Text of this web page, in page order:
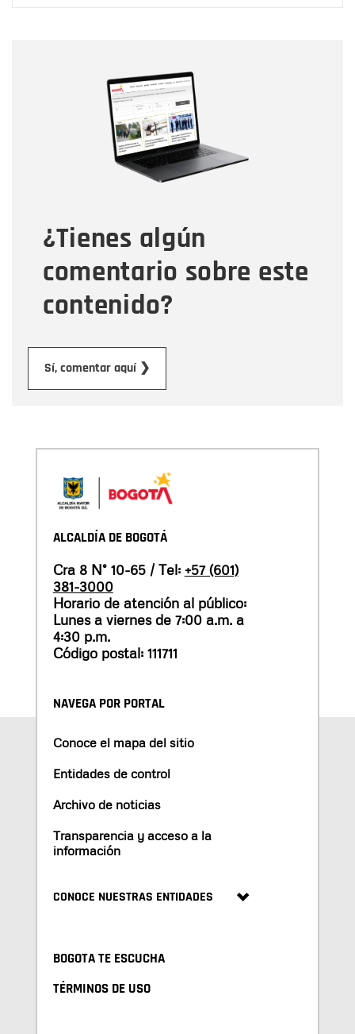
¿Tienes algún
comentario sobre este
contenido?
Sí, comentar aquí ❯
Correo electrónico
Tipo de comentario
Mensaje
ALCALDÍA DE BOGOTÁ
Cra 8 N° 10-65 / Tel: +57 (601)
381-3000
Horario de atención al público:
Lunes a viernes de 7:00 a.m. a
4:30 p.m.
Código postal: 111711
NAVEGA POR PORTAL
Conoce el mapa del sitio
Entidades de control
Archivo de noticias
Transparencia y acceso a la
información
CONOCE NUESTRAS ENTIDADES
BOGOTA TE ESCUCHA
TÉRMINOS DE USO